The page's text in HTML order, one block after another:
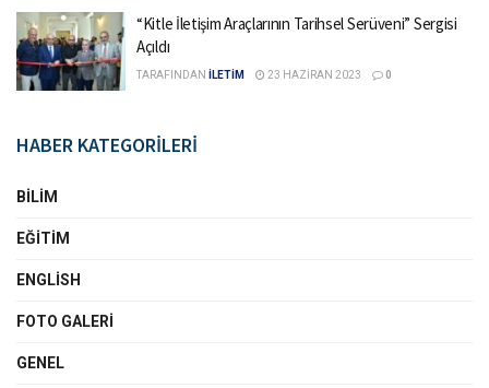
“Kitle İletişim Araçlarının Tarihsel Serüveni” Sergisi
Açıldı
TARAFINDAN İLETİM 23 HAZIRAN 2023 0
HABER KATEGORİLERİ
BILIM
EĞITIM
ENGLISH
FOTO GALERI
GENEL